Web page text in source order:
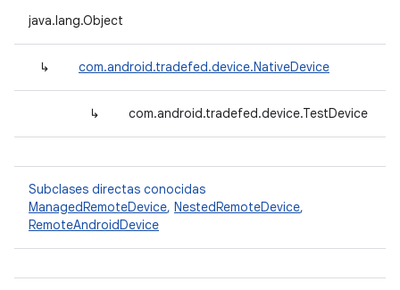
java.lang.Object
↳ com.android.tradefed.device.NativeDevice
↳ com.android.tradefed.device.TestDevice
Subclases directas conocidas
ManagedRemoteDevice, NestedRemoteDevice,
RemoteAndroidDevice